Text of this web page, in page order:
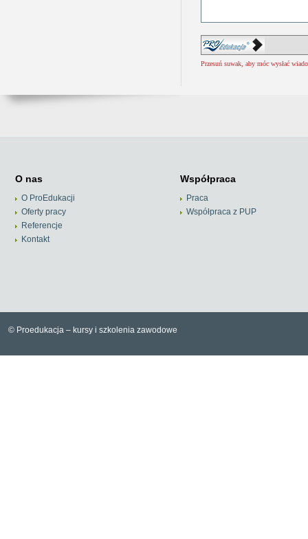
Przesuń suwak, aby móc wysłać
O nas
O ProEdukacji
Oferty pracy
Referencje
Kontakt
Współpraca
Praca
Współpraca z PUP
© Proedukacja – kursy i szkolenia zawodowe